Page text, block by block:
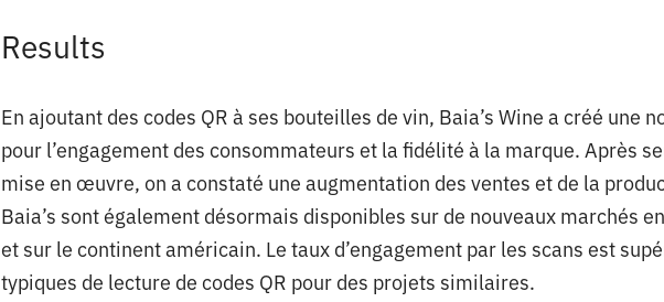
Results
En ajoutant des codes QR à ses bouteilles de vin, Baia’s Wine a créé une
pour l’engagement des consommateurs et la fidélité à la marque. Après
mise en œuvre, on a constaté une augmentation des ventes et de la
Baia’s sont également désormais disponibles sur de nouveaux marchés
et sur le continent américain. Le taux d’engagement par les scans est
typiques de lecture de codes QR pour des projets similaires.